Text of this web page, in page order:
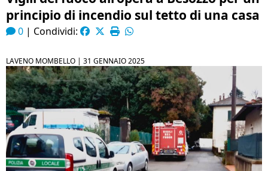
principio di incendio sul tetto di una casa
0 | Condividi:
LAVENO MOMBELLO | 31 GENNAIO 2025